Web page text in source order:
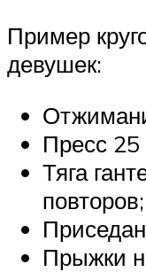
Пример
девушек:
Пресс 25
Тяга
повторов;
Прыжки